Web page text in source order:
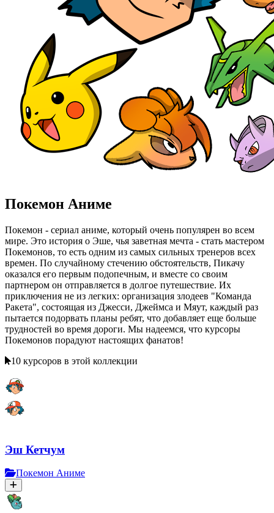
Покемон Аниме
Покемон - сериал аниме, который очень популярен во всем
мире. Это история о Эше, чья заветная мечта - стать мастером
Покемонов, то есть одним из самых сильных тренеров всех
времен. По случайному стечению обстоятельств, Пикачу
оказался его первым подопечным, и вместе со своим
партнером он отправляется в долгое путешествие. Их
приключения не из легких: организация злодеев "Команда
Ракета", состоящая из Джесси, Джеймса и Мяут, каждый раз
пытается подорвать планы ребят, что добавляет еще больше
трудностей во время дороги. Мы надеемся, что курсоры
Покемонов порадуют настоящих фанатов!
10 курсоров в этой коллекции
Эш Кетчум
Покемон Аниме